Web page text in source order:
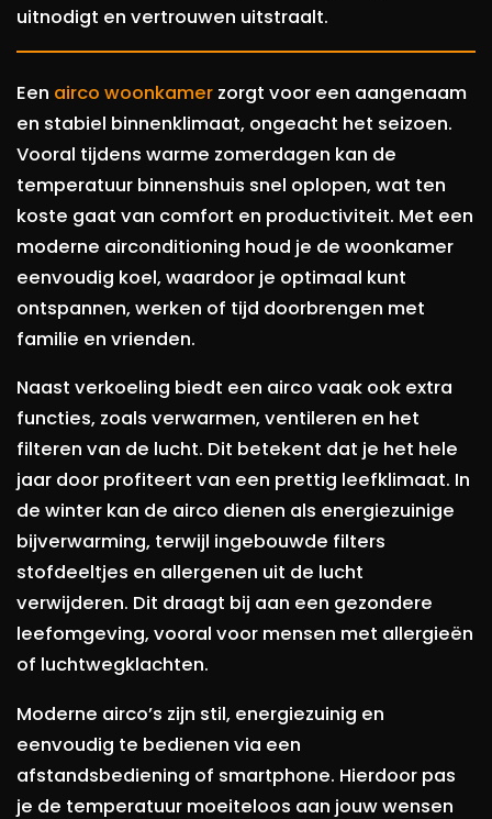
uitnodigt en vertrouwen uitstraalt.
Een airco woonkamer zorgt voor een aangenaam
en stabiel binnenklimaat, ongeacht het seizoen.
Vooral tijdens warme zomerdagen kan de
temperatuur binnenshuis snel oplopen, wat ten
koste gaat van comfort en productiviteit. Met een
moderne airconditioning houd je de woonkamer
eenvoudig koel, waardoor je optimaal kunt
ontspannen, werken of tijd doorbrengen met
familie en vrienden.
Naast verkoeling biedt een airco vaak ook extra
functies, zoals verwarmen, ventileren en het
filteren van de lucht. Dit betekent dat je het hele
jaar door profiteert van een prettig leefklimaat. In
de winter kan de airco dienen als energiezuinige
bijverwarming, terwijl ingebouwde filters
stofdeeltjes en allergenen uit de lucht
verwijderen. Dit draagt bij aan een gezondere
leefomgeving, vooral voor mensen met allergieën
of luchtwegklachten.
Moderne airco’s zijn stil, energiezuinig en
eenvoudig te bedienen via een
afstandsbediening of smartphone. Hierdoor pas
je de temperatuur moeiteloos aan jouw wensen